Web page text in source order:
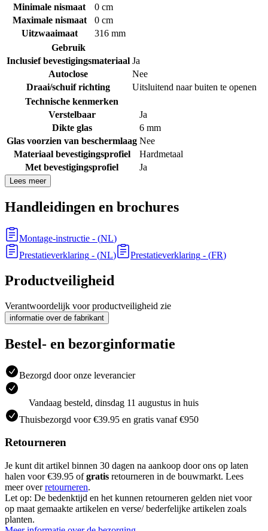
Minimale nismaat
0 cm
Maximale nismaat
0 cm
Uitzwaaimaat
316 mm
Gebruik
Inclusief bevestigingsmateriaal Ja
Autoclose
Nee
Draai/schuif richting
Uitsluitend naar buiten te openen
Technische kenmerken
Verstelbaar
Ja
Dikte glas
6 mm
Glas voorzien van beschermlaag Nee
Materiaal bevestigingsprofiel
Hardmetaal
Met bevestigingsprofiel
Ja
Lees meer
Handleidingen en brochures
Montage-instructie - (NL)
Prestatieverklaring - (NL) Prestatieverklaring - (FR)
Productveiligheid
Verantwoordelijk voor productveiligheid zie
informatie over de fabrikant
Bestel- en bezorginformatie
Bezorgd door onze leverancier
Vandaag besteld, dinsdag 11 augustus in huis
Thuisbezorgd voor €39.95 en gratis vanaf €950
Retourneren
Je kunt dit artikel binnen 30 dagen na aankoop door ons op laten
halen voor €39.95 ofgratis retourneren in de bouwmarkt. Lees
meer overretourneren.
Let op: De bedenktijd en het kunnen retourneren gelden niet voor
op maat gemaakte artikelen en verse/ bederfelijke artikelen zoals
planten.